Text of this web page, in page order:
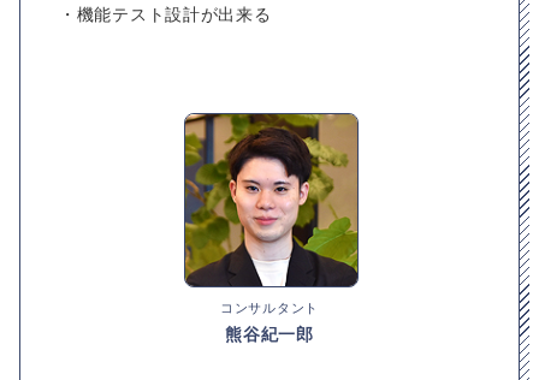
・機能テスト設計が出来る
コンサルタント
熊谷紀一郎